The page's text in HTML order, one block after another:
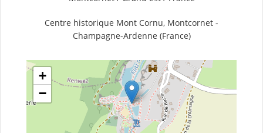
Centre historique Mont Cornu, Montcornet -
Champagne-Ardenne (France)
+
−